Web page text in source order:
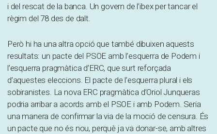
i del rescat de la banca. Un govern de l’ibex per tancar el
règim del 78 des de dalt.
Però hi ha una altra opció que també dibuixen aquests
resultats: un pacte del PSOE amb l’esquerra de Podem i
l’esquerra pragmàtica d’ERC, que surt reforçada
d’aquestes eleccions. El pacte de l’esquerra plural i els
sobiranistes. La nova ERC pragmàtica d’Oriol Junqueras
podria arribar a acords amb el PSOE i amb Podem. Seria
una manera de confirmar la via de la moció de censura. És
un pacte que no és nou, perquè ja va donar-se, amb altres